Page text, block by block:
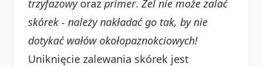
trzyfazowyoraz primer. Żel nie może zalać
skórek - należy nakładać go tak, by nie
dotykać wałów okołopaznokciowych!
Uniknięcie zalewania skórek jest